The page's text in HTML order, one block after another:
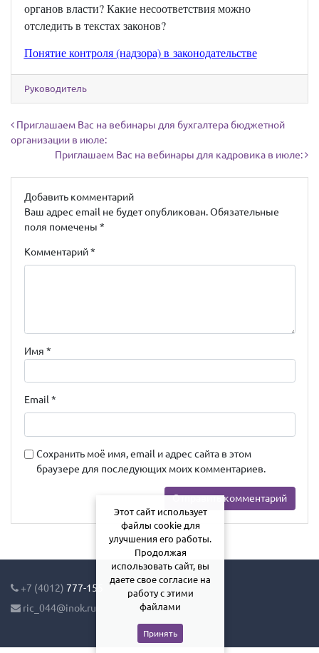
органов власти? Какие несоответствия можно
отследить в текстах законов?
Понятие контроля (надзора) в законодательстве
Руководитель
Навигация по записям
Приглашаем Вас на вебинары для бухгалтера бюджетной
организации в июле:
Приглашаем Вас на вебинары для кадровика в июле:
Добавить комментарий
Ваш адрес email не будет опубликован. Обязательные
поля помечены *
Комментарий*
Имя *
Email*
Сохранить моё имя, email и адрес сайта в этом
браузере для последующих моих комментариев.
+7 (4012) 777-155
ric_044@inok.ru
Этот сайт использует
файлы cookie для
улучшения его работы.
Продолжая
использовать сайт, вы
даете свое согласие на
работу с этими
файлами
Принять